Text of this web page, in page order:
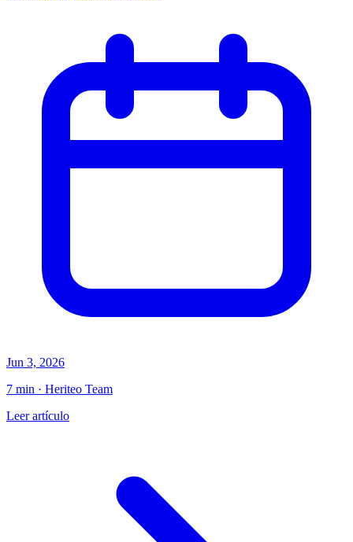
Jun 3, 2026
7 min · Heriteo Team
Leer artículo